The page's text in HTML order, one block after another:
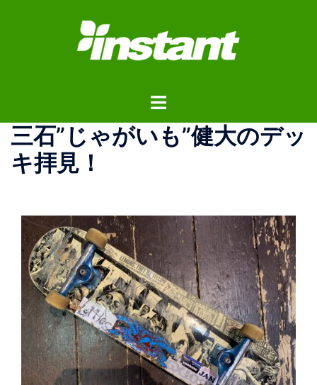
ス
ト
ル
三石”じゃがいも”健大のデッ
キ拝見！